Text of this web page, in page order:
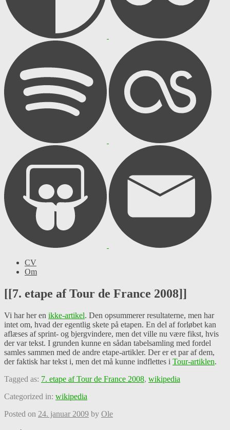
CV
Om
[[7. etape af Tour de France 2008]]
Vi har her en ikke-artikel. Den opsummerer resultaterne, men har
intet om, hvad der egentlig skete på etapen. En del af forløbet kan
aflæses af sprint- og bjergvindere, men det ville nu være fikst, hvis
der var tekst. I grunden kunne en sådan tabelsamling med fordel
samles sammen med de andre etape-artikler. Der er et par af dem,
der faktisk har tekst i, men det må kunne indflettes i Tour-artiklen.
Tagged as: 7. etape af Tour de France 2008, wikipedia
Categorized in: wikipedia
Posted on 24. januar 2009 by Ole